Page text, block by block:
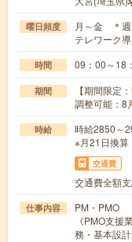
曜日頻度
月～金 ＊週
テレワーク導
時間 09：00～18
期間
【期間限定
調整可能：8
時給
時給2850～
※月21日換算
交通費
交通費全額
仕事内容
PM・PMO
《PMO支援
務・基本設